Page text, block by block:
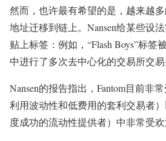
然而，也许最有希望的是，越来越
地址迁移到链上。Nansen给某些设
贴上标签：例如，“Flash Boys”标签
中进行了多次去中心化的交易所交易
Nansen的报告指出，Fantom目前非
利用波动性和低费用的套利交易者）
度成功的流动性提供者）中非常受欢